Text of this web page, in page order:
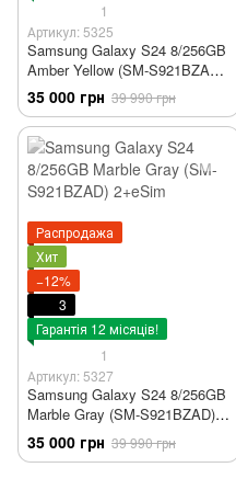
1
Артикул: 5325
Samsung Galaxy S24 8/256GB
Amber Yellow (SM-S921BZAD)
2+eSim
35 000 грн 39 990 грн
Распродажа
Хит
−12%
3
Гарантія 12 місяців!
1
Артикул: 5327
Samsung Galaxy S24 8/256GB
Marble Gray (SM-S921BZAD)
2+eSim
35 000 грн 39 990 грн